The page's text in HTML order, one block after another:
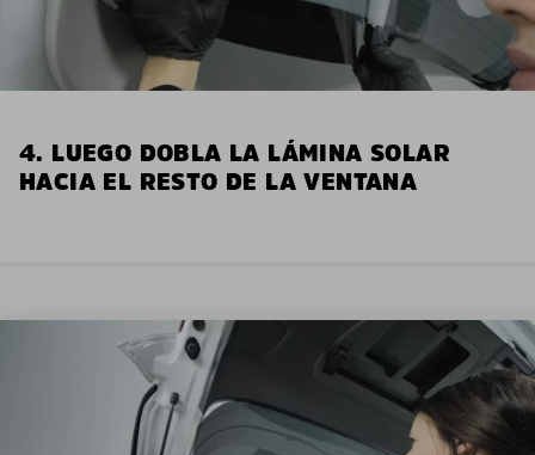
4. LUEGO DOBLA LA LÁMINA SOLAR
HACIA EL RESTO DE LA VENTANA